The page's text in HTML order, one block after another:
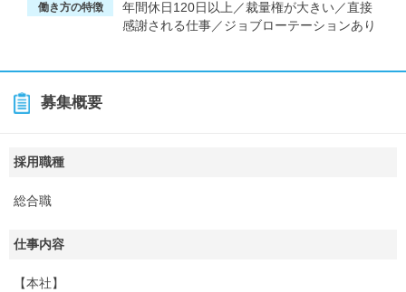
働き方の特徴
年間休日120日以上／裁量権が大きい／直接
感謝される仕事／ジョブローテーションあり
募集概要
採用職種
総合職
仕事内容
【本社】